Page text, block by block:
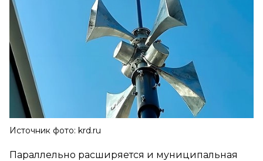
Источник фото: krd.ru
Параллельно расширяется и муниципальная